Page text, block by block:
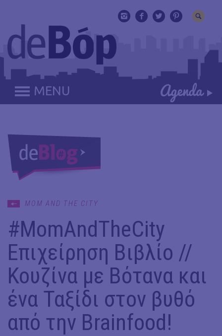
MENU
MOM AND THE CITY
#MomAndTheCity
Επιχείρηση Βιβλίο //
Κουζίνα με Βότανα και
ένα Ταξίδι στον βυθό
από την Brainfood!